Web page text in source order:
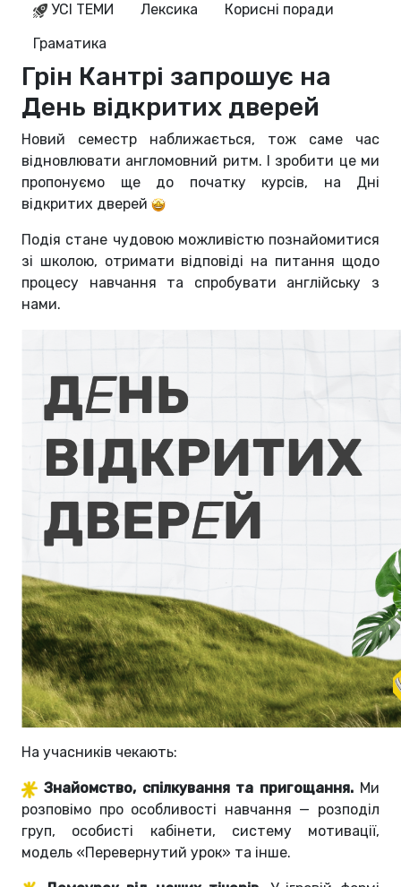
УСІ ТЕМИ Лексика
Корисні поради
Граматика
Грін Кантрі запрошує на
День відкритих дверей
Новий семестр наближається, тож саме час
відновлювати англомовний ритм. І зробити це ми
пропонуємо ще до початку курсів, на Дні
відкритих дверей
Подія стане чудовою можливістю познайомитися
зі школою, отримати відповіді на питання щодо
процесу навчання та спробувати англійську з
нами.
На учасників чекають:
Знайомство, спілкування та пригощання. Ми
розповімо про особливості навчання — розподіл
груп, особисті кабінети, систему мотивації,
модель «Перевернутий урок» та інше.